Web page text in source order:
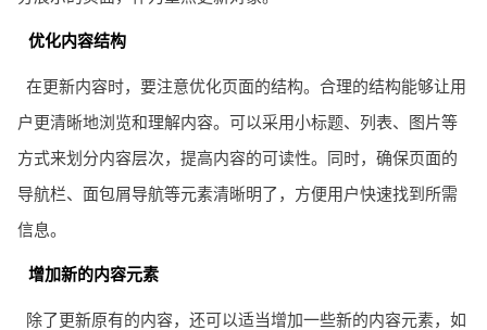
优化内容结构
在更新内容时，要注意优化页面的结构。合理的结构能够让用
户更清晰地浏览和理解内容。可以采用小标题、列表、图片等
方式来划分内容层次，提高内容的可读性。同时，确保页面的
导航栏、面包屑导航等元素清晰明了，方便用户快速找到所需
信息。
增加新的内容元素
除了更新原有的内容，还可以适当增加一些新的内容元素，如